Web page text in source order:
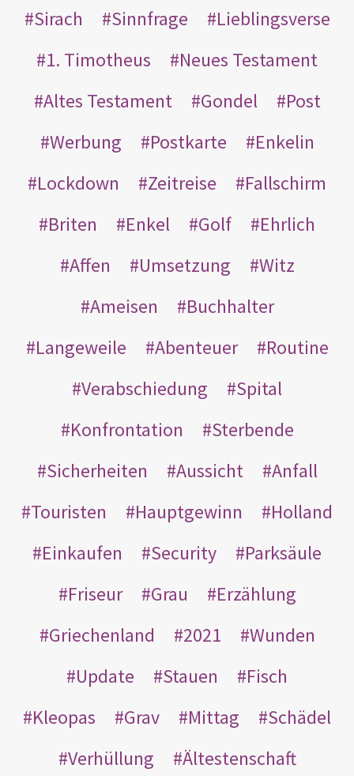
Sirach
Sinnfrage
Lieblingsverse
1. Timotheus
Neues Testament
Altes Testament
Gondel
Post
Werbung
Postkarte
Enkelin
Lockdown
Zeitreise
Fallschirm
Briten
Enkel Golf
Ehrlich
Affen
Umsetzung
Witz
Ameisen
Buchhalter
Langeweile
Abenteuer
Routine
Verabschiedung
Spital
Konfrontation
Sterbende
Sicherheiten
Aussicht
Anfall
Touristen
Hauptgewinn
Holland
Einkaufen
Security
Parksäule
Friseur
Grau
Erzählung
Griechenland
2021
Wunden
Update
Stauen
Fisch
Kleopas
Grav Mittag
Schädel
Verhüllung
Ältestenschaft